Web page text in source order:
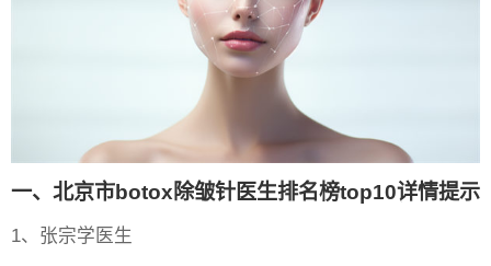
一、北京市botox除皱针医生排名榜top10详情提示
1、张宗学医生